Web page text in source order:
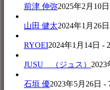
前津 伸弥2025年2月10
山田 健太2024年1月26
RYOEI2024年1月14日 -
JUSU （ジュス） 2023
石垣 優2023年5月26日 -